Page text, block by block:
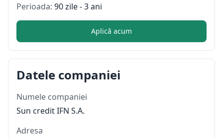
Perioada: 90 zile - 3 ani
Aplică acum
Datele companiei
Numele companiei
Sun credit IFN S.A.
Adresa